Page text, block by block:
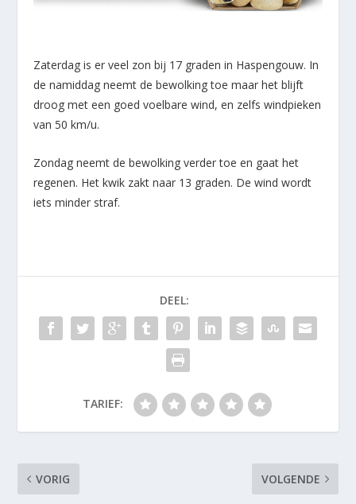
Zaterdag is er veel zon bij 17 graden in Haspengouw. In
de namiddag neemt de bewolking toe maar het blijft
droog met een goed voelbare wind, en zelfs windpieken
van 50 km/u.
Zondag neemt de bewolking verder toe en gaat het
regenen. Het kwik zakt naar 13 graden. De wind wordt
iets minder straf.
DEEL:
TARIEF:
VORIG VOLGENDE